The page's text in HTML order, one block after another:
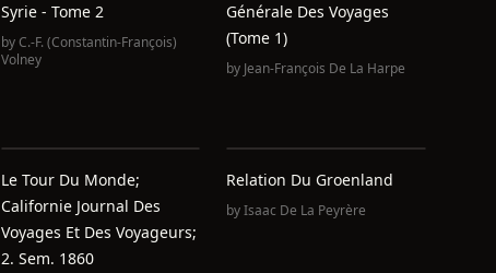
Syrie - Tome 2
byC.-F. (Constantin-François)
Volney
Générale Des Voyages
(Tome 1)
by Jean-François De La Harpe
Le Tour Du Monde;
Californie Journal Des
Voyages Et Des Voyageurs;
2. Sem. 1860
Relation Du Groenland
byIsaac De La Peyrère